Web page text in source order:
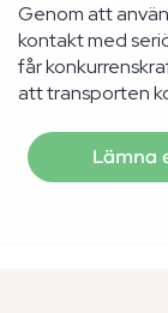
Genom att
kontakt med
får
att transporten
Lämna